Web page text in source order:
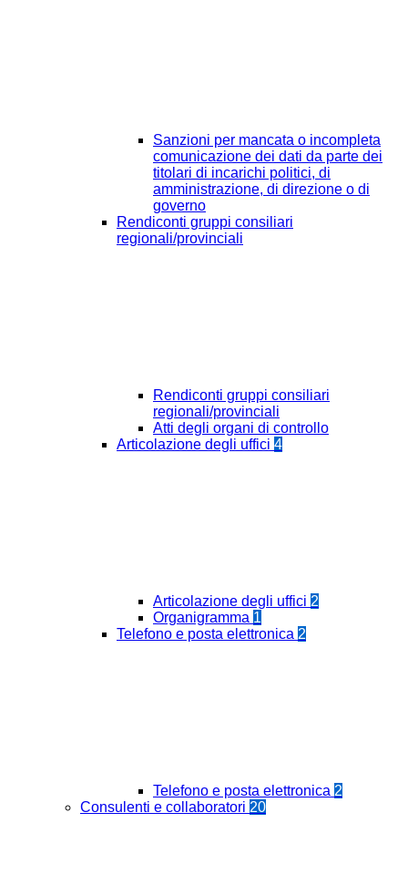
Sanzioni per mancata o incompleta
comunicazione dei dati da parte dei
titolari di incarichi politici, di
amministrazione, di direzione o di
governo
Rendiconti gruppi consiliari
regionali/provinciali
Rendiconti gruppi consiliari
regionali/provinciali
Atti degli organi di controllo
Articolazione degli uffici 4
Articolazione degli uffici 2
Organigramma 1
Telefono e posta elettronica 2
Telefono e posta elettronica 2
Consulenti e collaboratori 20